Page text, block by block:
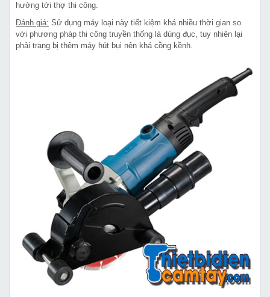
hưởng tới thợ thi công.
Đánh giá: Sử dụng máy loại này tiết kiệm khá nhiều thời gian so
với phương pháp thi công truyền thống là dùng đục, tuy nhiên lại
phải trang bị thêm máy hút bụi nên khá cồng kềnh.